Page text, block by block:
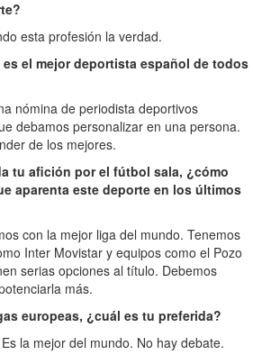
esta profesión la verdad.
es el mejor deportista español de todos
nómina de periodista deportivos
debamos personalizar en una persona.
de los mejores.
tu afición por el fútbol sala, ¿cómo
aparenta este deporte en los últimos
con la mejor liga del mundo. Tenemos
Inter Movistar y equipos como el Pozo
serias opciones al título. Debemos
más.
europeas, ¿cuál es tu preferida?
la mejor del mundo. No hay debate.